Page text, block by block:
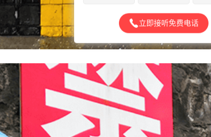
立即接听免费电话